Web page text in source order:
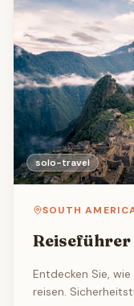
solo-travel
SOUTH
Reiseführer
Entdecken Sie,
reisen.